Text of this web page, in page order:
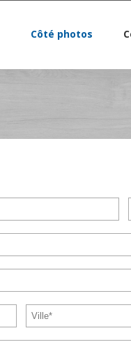
Côté photos